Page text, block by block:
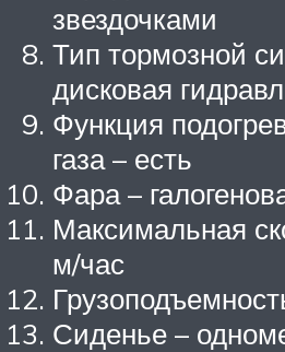
звездочками
Тип тормозной
дисковая
Функция
газа – есть
Фара –
Максимальная
м/час
Сиденье –